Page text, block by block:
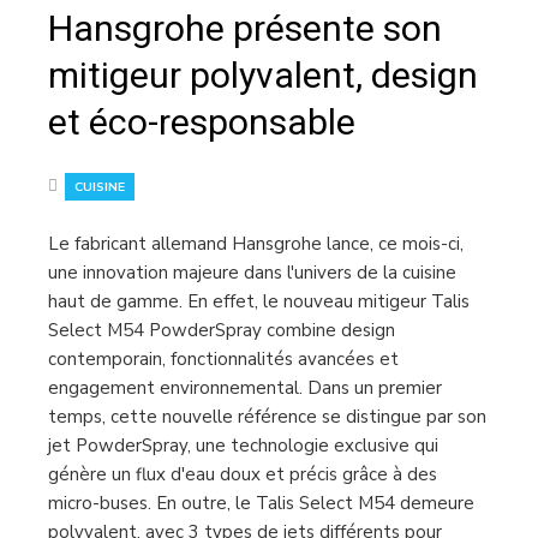
Hansgrohe présente son
mitigeur polyvalent, design
et éco-responsable
CUISINE
Le fabricant allemand Hansgrohe lance, ce mois-ci,
une innovation majeure dans l'univers de la cuisine
haut de gamme. En effet, le nouveau mitigeur Talis
Select M54 PowderSpray combine design
contemporain, fonctionnalités avancées et
engagement environnemental. Dans un premier
temps, cette nouvelle référence se distingue par son
jet PowderSpray, une technologie exclusive qui
génère un flux d'eau doux et précis grâce à des
micro-buses. En outre, le Talis Select M54 demeure
polyvalent, avec 3 types de jets différents pour